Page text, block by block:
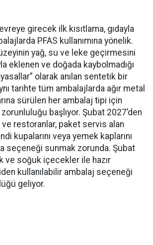
girecek ilk kısıtlama, gıdayla
PFAS kullanımına yönelik.
yağ, su ve leke geçirmesini
eklenen ve doğada kaybolmadığı
olarak anılan sentetik bir
tarihte tüm ambalajlarda ağır metal
sürülen her ambalaj tipi için
başlıyor. Şubat 2027’den
restoranlar, paket servis alan
kupalarını veya yemek kaplarını
seçeneği sunmak zorunda. Şubat
ve soğuk içecekler ile hazır
kullanılabilir ambalaj seçeneği
geliyor.